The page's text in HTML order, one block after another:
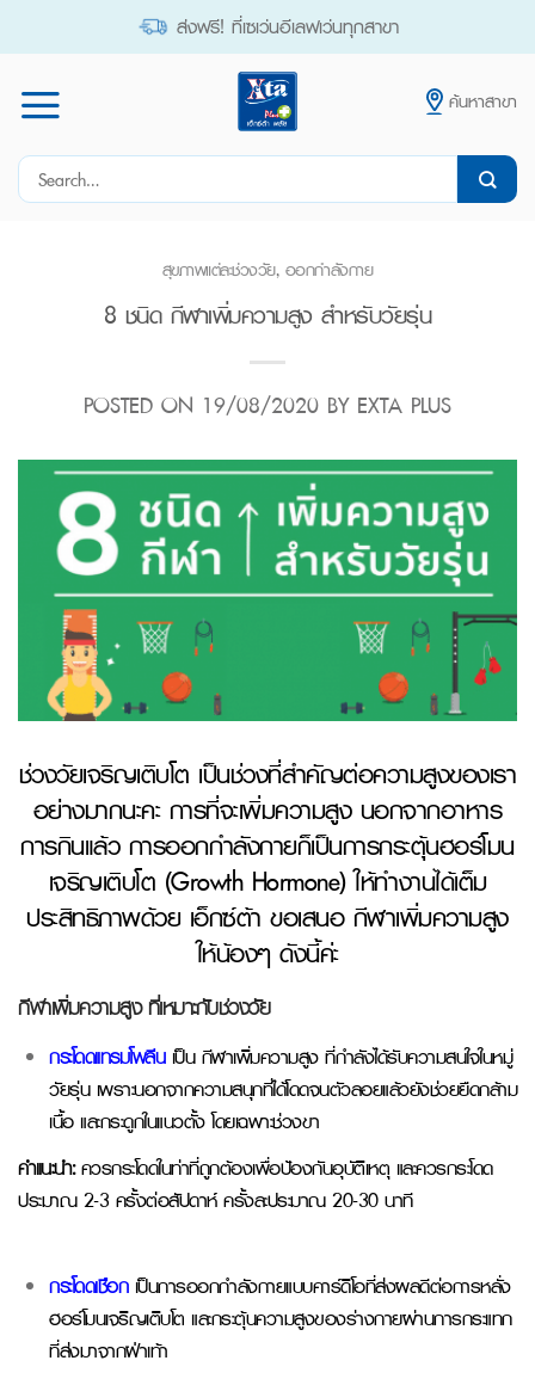
ส่งฟรี! ที่เซเว่นอีเลฟเว่นทุกสาขา
ค้นหาสาขา
Search
สุขภาพแต่ละช่วงวัย, ออกกำลังกาย
8 ชนิด กีฬาเพิ่มความสูง สำหรับวัยรุ่น
POSTED ON 19/08/2020 BY EXTA PLUS
ช่วงวัยเจริญเติบโต เป็นช่วงที่สำคัญต่อความสูงของเรา
อย่างมากนะคะ การที่จะเพิ่มความสูง นอกจากอาหาร
การกินแล้ว การออกกำลังกายก็เป็นการกระตุ้นฮอร์โมน
เจริญเติบโต (Growth Hormone) ให้ทำงานได้เต็ม
ประสิทธิภาพด้วย เอ็กซ์ต้า ขอเสนอ กีฬาเพิ่มความสูง
ให้น้องๆ ดังนี้ค่ะ
กีฬาเพิ่มความสูง ที่เหมาะกับช่วงวัย
กระโดดแทรมโพลีน เป็น กีฬาเพิ่มความสูง ที่กำลังได้รับความสนใจในหมู่
วัยรุ่น เพราะนอกจากความสนุกที่ได้โดดจนตัวลอยแล้วยังช่วยยืดกล้าม
เนื้อ และกระดูกในแนวตั้ง โดยเฉพาะช่วงขา
คำแนะนำ:ควรกระโดดในท่าที่ถูกต้องเพื่อป้องกันอุบัติเหตุ และควรกระโดด
ประมาณ 2-3 ครั้งต่อสัปดาห์ครั้งละประมาณ 20-30 นาที
กระโดดเชือก เป็นการออกกำลังกายแบบคาร์ดิโอที่ส่งผลดีต่อการหลั่ง
ฮอร์โมนเจริญเติบโต และกระตุ้นความสูงของร่างกายผ่านการกระแทก
ที่ส่งมาจากฝ่าเท้า